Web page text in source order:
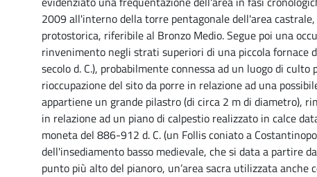
2009 all'interno della torre pentagonale dell'area
protostorica, riferibile al Bronzo Medio. Segue poi una
rinvenimento negli strati superiori di una piccola fornace
secolo d. C.), probabilmente connessa ad un luogo di
rioccupazione del sito da porre in relazione ad una
appartiene un grande pilastro (di circa 2 m di diametro),
in relazione ad un piano di calpestio realizzato in calce
moneta del 886-912 d. C. (un Follis coniato a
dell'insediamento basso medievale, che si data a partire
punto più alto del pianoro, un’area sacra utilizzata anche